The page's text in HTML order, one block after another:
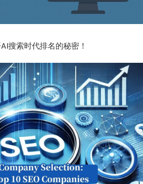
搜索时代排名的秘密！